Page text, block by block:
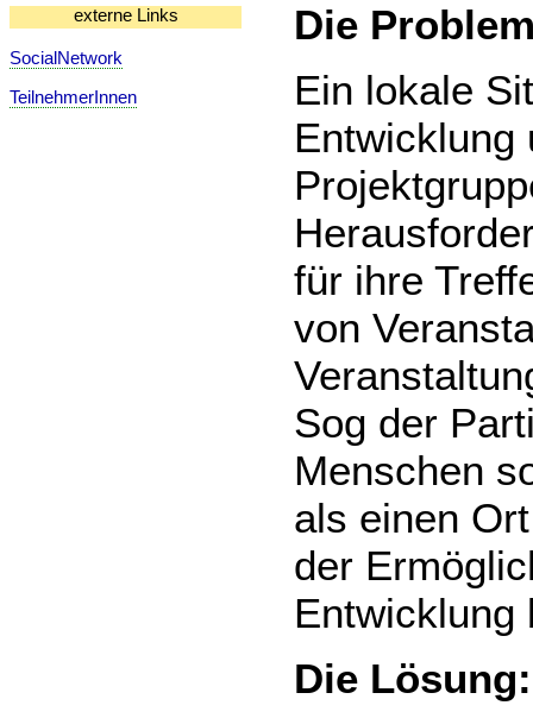
externe Links
SocialNetwork
TeilnehmerInnen
Die
Ein lokale
Entwicklung
für ihre
von
Sog der
Menschen
als einen
der
Entwicklung
Die Lösung: